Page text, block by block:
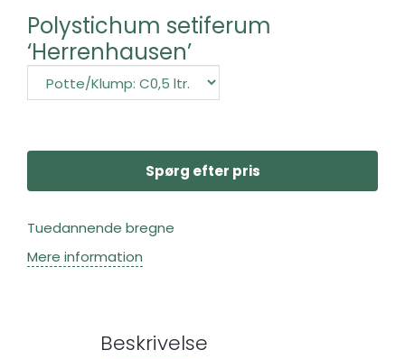
Polystichum setiferum
‘Herrenhausen’
Spørg efter pris
Tuedannende bregne
Mere information
Beskrivelse